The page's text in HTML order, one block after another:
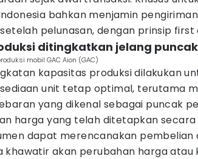
bahkan menjamin
pelunasan, dengan prinsip
ditingkatkan jelang
mobil GAC Aion (GAC)
kapasitas produksi dilakukan
unit tetap optimal, terutama
yang dikenal sebagai puncak
harga yang telah ditetapkan secara
dapat merencanakan pembelian
khawatir akan perubahan harga